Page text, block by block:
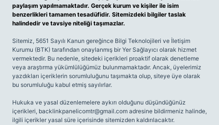
paylaşım yapılmamaktadır. Gerçek kurum ve kişiler ile isim
benzerlikleri tamamen tesadüfidir. Sitemizdeki bilgiler taslak
halindedir ve tavsiye niteliği taşımazlar.
Sitemiz, 5651 Sayılı Kanun gereğince Bilgi Teknolojileri ve İletişim
Kurumu (BTK) tarafından onaylanmış bir Yer Sağlayıcı olarak hizmet
vermektedir. Bu nedenle, sitedeki içerikleri proaktif olarak denetleme
veya araştırma yükümlülüğümüz bulunmamaktadır. Ancak, üyelerimiz
yazdıkları içeriklerin sorumluluğunu taşımakta olup, siteye üye olarak
bu sorumluluğu kabul etmiş sayılırlar.
Hukuka ve yasal düzenlemelere aykırı olduğunu düşündüğünüz
içerikleri, backlinkpanelicomtr@gmail.com adresine bildirmeniz halinde,
ilgili içerikler yasal süre içerisinde sitemizden kaldırılacaktır.